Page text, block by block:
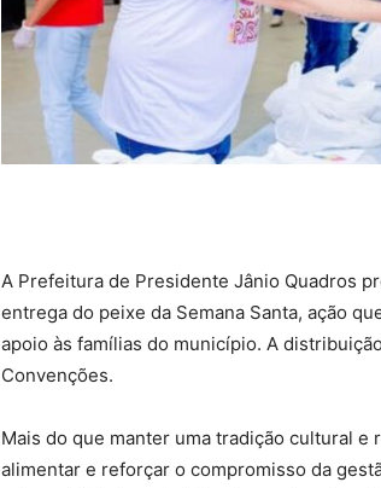
A Prefeitura de Presidente Jânio Quadros
entrega do peixe da Semana Santa, ação
apoio às famílias do município. A
Convenções.
Mais do que manter uma tradição cultural
alimentar e reforçar o compromisso da